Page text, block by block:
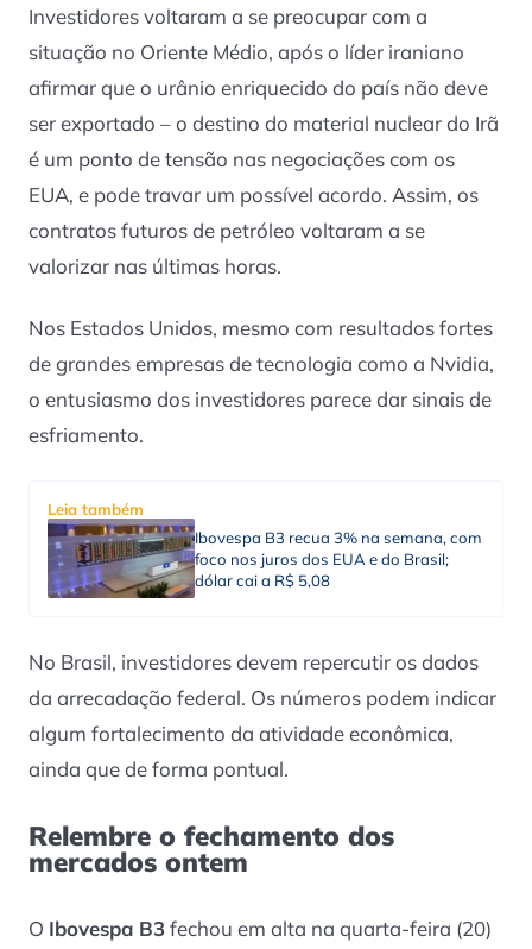
Investidores voltaram a se preocupar com a
situação no Oriente Médio, após o líder iraniano
afirmar que o urânio enriquecido do país não deve
ser exportado – o destino do material nuclear do Irã
é um ponto de tensão nas negociações com os
EUA, e pode travar um possível acordo. Assim, os
contratos futuros de petróleo voltaram a se
valorizar nas últimas horas.
Nos Estados Unidos, mesmo com resultados fortes
de grandes empresas de tecnologia como a Nvidia,
o entusiasmo dos investidores parece dar sinais de
esfriamento.
Leia também
Ibovespa B3 recua 3% na semana, com
foco nos juros dos EUA e do Brasil;
dólar cai a R$ 5,08
No Brasil, investidores devem repercutir os dados
da arrecadação federal. Os números podem indicar
algum fortalecimento da atividade econômica,
ainda que de forma pontual.
Relembre o fechamento dos
mercados ontem
O Ibovespa B3fechou em alta na quarta-feira (20)